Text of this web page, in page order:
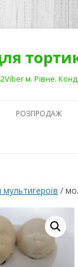
м. Рівне.
РОЗПРОДАЖ
/